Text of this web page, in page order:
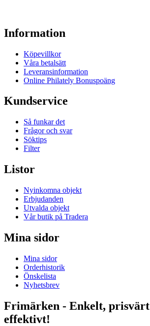
Information
Köpevillkor
Våra betalsätt
Leveransinformation
Online Philately Bonuspoäng
Kundservice
Så funkar det
Frågor och svar
Söktips
Filter
Listor
Nyinkomna objekt
Erbjudanden
Utvalda objekt
Vår butik på Tradera
Mina sidor
Mina sidor
Orderhistorik
Önskelista
Nyhetsbrev
Frimärken - Enkelt, prisvärt
effektivt!